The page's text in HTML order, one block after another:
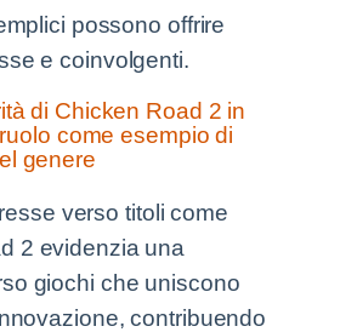
possono offrire
e coinvolgenti.
di Chicken Road 2 in
come esempio di
genere
verso titoli come
2 evidenzia una
giochi che uniscono
contribuendo